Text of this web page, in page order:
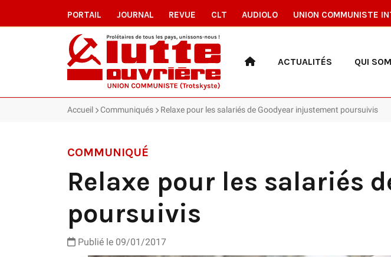
PORTAIL JOURNAL REVUE CLT AUDIOLO UNION COMMUNISTE
ACTUALITÉS QUI
Accueil Communiqués Relaxe pour les salariés de Goodyear injustement poursuivis
COMMUNIQUÉ
Relaxe pour les salariés
poursuivis
Publié le 09/01/2017